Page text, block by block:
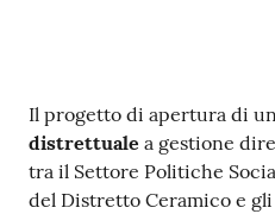
Seguici
su
Contenuto
Il progetto di apertura di
distrettuale a gestione
tra il Settore Politiche
del Distretto Ceramico e gli